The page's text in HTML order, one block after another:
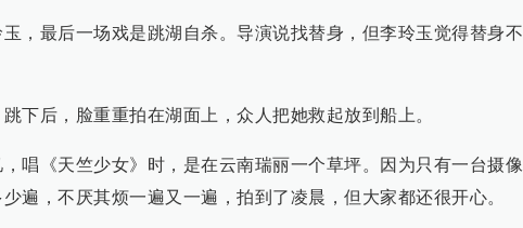
，最后一场戏是跳湖自杀。导演说找替身，但李玲玉觉得替身不
下后，脸重重拍在湖面上，众人把她救起放到船上。
，唱《天竺少女》时，是在云南瑞丽一个草坪。因为只有一台摄像
遍，不厌其烦一遍又一遍，拍到了凌晨，但大家都还很开心。